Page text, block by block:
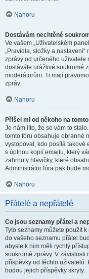
Nahoru
Dostávám nechtěné
Ve vašem „Uživatelském
„Pravidla, složky a
zprávy od určeného uživatele
dostáváte urážlivé soukromé
moderátorům. Ti mají
zpráv.
Nahoru
Přišel mi od někoho na
Je nám líto, že se vám to
tomto fóru obsahuje obranné
vystopovat, kdo posílá takové
s úplnou kopií emailu, který
zahrnuty hlavičky, které
Administrátor fóra pak bude
Nahoru
Přátelé a nepřátelé
Co jsou seznamy přátel a
Tyto seznamy můžete použít
do vašeho seznamu přátel
abyste k nim měli rychlý
soukromé zprávy. V závislosti
příspěvky od těchto
budou jejich příspěvky skryty.